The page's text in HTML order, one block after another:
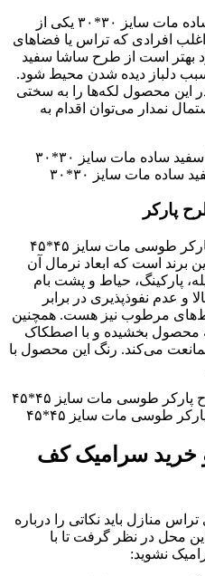
سرامیک الوند طرح ساشا سفید ساده مات سایز ۳۰*۳۰ یکی از
افرادی که تراس یا فضاهای
بهتر است از طرح ساشا سفید
سبب دلباز دیده شدن محیط شود.
این محصول لکه‌ها را به سختی
نمدار می‌توان اقدام به
مات سایز ۳۰*۳۰
پارکر
پرسلان آپادانا برند سرامزا طرح پارکر طوسی مات سایز ۴۵*۴۵
است که ابعاد نرمال آن
پارکینگ، حیاط و پشت بام
و عدم نفوذپذیری در برابر
مرطوب نیز هست. همچنین
محصول بخشیده و با اصطکاک
می‌کند. رنگ این محصول با
طوسی مات سایز ۴۵*۴۵
خرید سرامیک کف
منازل باید نکاتی را درباره
محل در نظر گرفت تا با
نشوید: